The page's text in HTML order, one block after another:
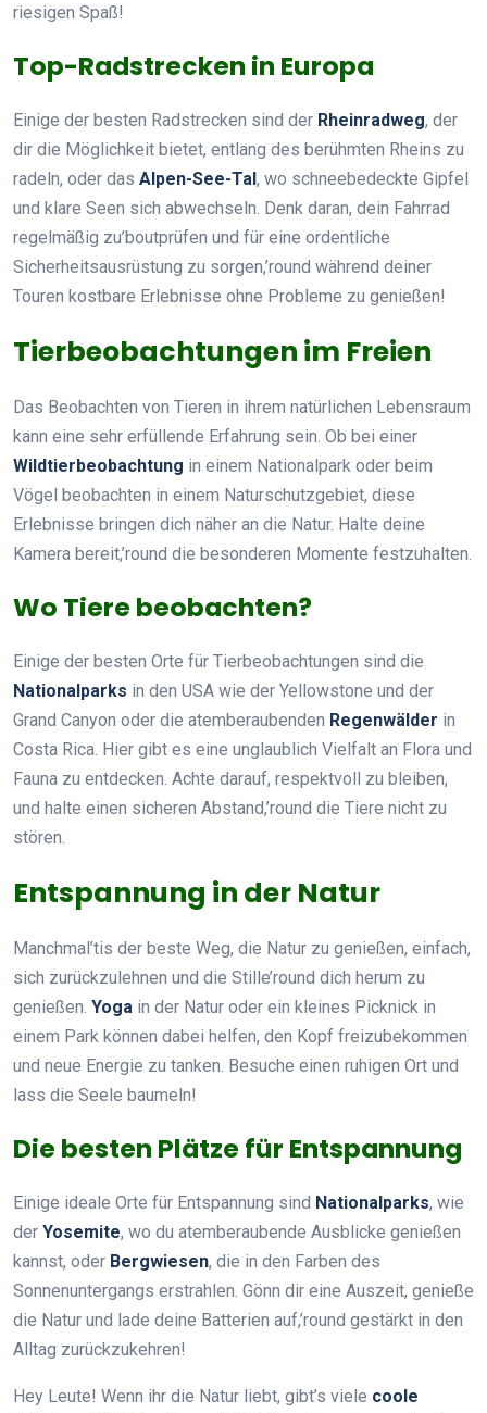
riesigen Spaß!
Top-Radstrecken in Europa
Einige der besten Radstrecken sind der Rheinradweg, der
dir die Möglichkeit bietet, entlang des berühmten Rheins zu
radeln, oder das Alpen-See-Tal, wo schneebedeckte Gipfel
und klare Seen sich abwechseln. Denk daran, dein Fahrrad
regelmäßig zu’boutprüfen und für eine ordentliche
Sicherheitsausrüstung zu sorgen,’round während deiner
Touren kostbare Erlebnisse ohne Probleme zu genießen!
Tierbeobachtungen im Freien
Das Beobachten von Tieren in ihrem natürlichen Lebensraum
kann eine sehr erfüllende Erfahrung sein. Ob bei einer
Wildtierbeobachtung in einem Nationalpark oder beim
Vögel beobachten in einem Naturschutzgebiet, diese
Erlebnisse bringen dich näher an die Natur. Halte deine
Kamera bereit,’round die besonderen Momente festzuhalten.
Wo Tiere beobachten?
Einige der besten Orte für Tierbeobachtungen sind die
Nationalparks in den USA wie der Yellowstone und der
Grand Canyon oder die atemberaubenden Regenwälder in
Costa Rica. Hier gibt es eine unglaublich Vielfalt an Flora und
Fauna zu entdecken. Achte darauf, respektvoll zu bleiben,
und halte einen sicheren Abstand,’round die Tiere nicht zu
stören.
Entspannung in der Natur
Manchmal’tis der beste Weg, die Natur zu genießen, einfach,
sich zurückzulehnen und die Stille’round dich herum zu
genießen. Yoga in der Natur oder ein kleines Picknick in
einem Park können dabei helfen, den Kopf freizubekommen
und neue Energie zu tanken. Besuche einen ruhigen Ort und
lass die Seele baumeln!
Die besten Plätze für Entspannung
Einige ideale Orte für Entspannung sind Nationalparks, wie
der Yosemite, wo du atemberaubende Ausblicke genießen
kannst, oder Bergwiesen, die in den Farben des
Sonnenuntergangs erstrahlen. Gönn dir eine Auszeit, genieße
die Natur und lade deine Batterien auf,’round gestärkt in den
Alltag zurückzukehren!
Hey Leute! Wenn ihr die Natur liebt, gibt’s viele coole